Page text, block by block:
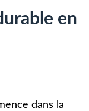
en
dans la